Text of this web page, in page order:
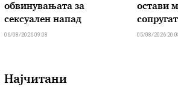
обвинувањата за
сексуален напад
06/08/2026 09:08
остави
05/08/2026
Најчитани